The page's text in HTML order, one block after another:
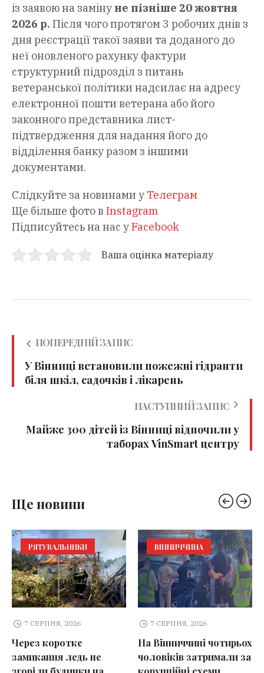
із заявою на заміну не пізніше 20 жовтня
2026 р. Після чого протягом 3 робочих днів з
дня реєстрації такої заяви та доданого до
неї оновленого рахунку фактури
структурний підрозділ з питань
ветеранської політики надсилає на адресу
електронної пошти ветерана або його
законного представника лист-
підтвердження для надання його до
відділення банку разом з іншими
документами.
Слідкуйте за новинами у Телеграм
Ще більше фото в Instagram
Підписуйтесь на нас уFacebook
Ваша оцінка матеріалу
ПОПЕРЕДНІЙ ЗАПИС
У Вінниці встановили пожежні гідранти
біля шкіл, садочків і лікарень
НАСТУПНИЙ ЗАПИС
Майже 300 дітей із Вінниці відпочили у
таборах VinSmart центру
Ще новини
РЯТУВАЛЬНИКИ
7 СЕРПНЯ, 2026
Через коротке
замикання ледь не
ВІННИЧЧИНА
7 СЕРПНЯ, 2026
На Вінниччині чотирьох
чоловіків затримали за